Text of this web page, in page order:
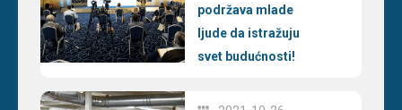
podržava mlade
ljude da istražuju
svet budućnosti!